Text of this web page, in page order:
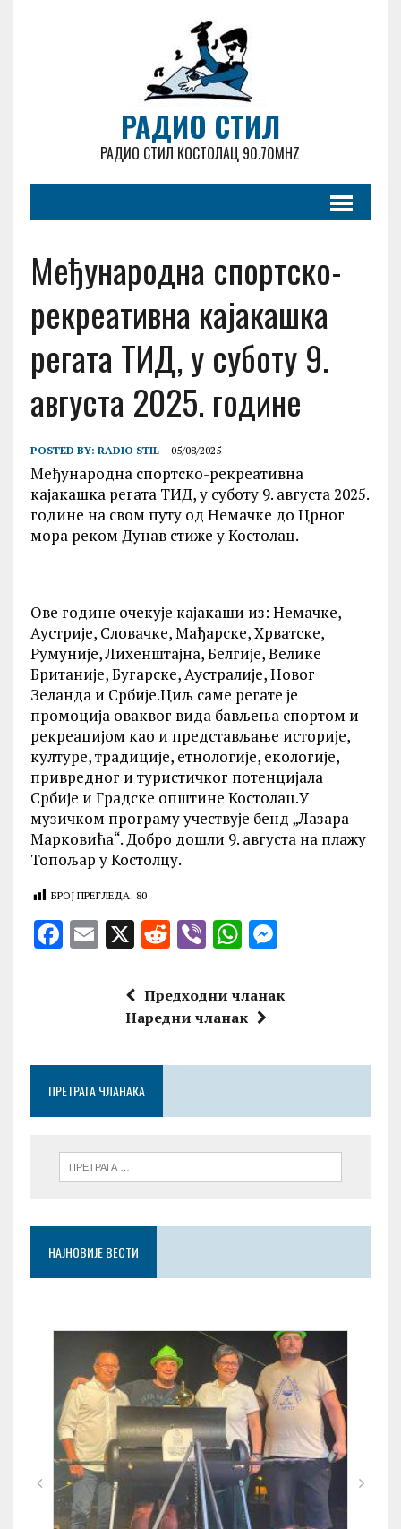
РАДИО СТИЛ
РАДИО СТИЛ КОСТОЛАЦ 90.70MHZ
Међународна спортско-
рекреативна кајакашка
регата ТИД, у суботу 9.
августа 2025. године
POSTED BY: RADIO STIL 05/08/2025
Међународна спортско-рекреативна
кајакашка регата ТИД, у суботу 9. августа 2025.
године на свом путу од Немачке до Црног
мора реком Дунав стиже у Костолац.
Ове године очекује кајакаши из: Немачке,
Аустрије, Словачке, Мађарске, Хрватске,
Румуније, Лихенштајна, Белгије, Велике
Британије, Бугарске, Аустралије, Новог
Зеланда и Србије.Циљ саме регате је
промоција оваквог вида бављења спортом и
рекреацијом као и представљање историје,
културе, традиције, етнологије, екологије,
привредног и туристичког потенцијала
Србије и Градске општине Костолац.У
музичком програму учествује бенд „Лазара
Марковића“. Добро дошли 9. августа на плажу
Топољар у Костолцу.
БРОЈ ПРЕГЛЕДА: 80
F
o
k
E X R
d
di
V
er
W
at
s
p
M
se
er
Предходни чланак
Наредни чланак
ПРЕТРАГА ЧЛАНАКА
НАЈНОВИЈЕ ВЕСТИ